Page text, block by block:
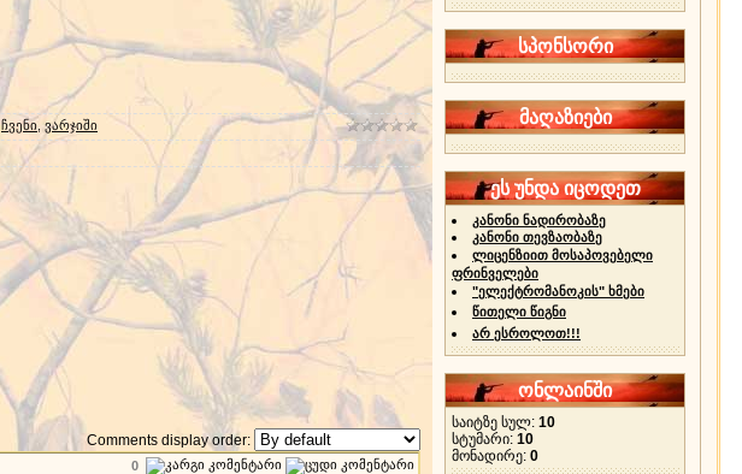
ჩვენი ვარჯიში
Comments display order:
0
სპონსორი
მაღაზიები
ეს უნდა იცოდეთ
კანონი ნადირობაზე
კანონი თევზაობაზე
ლიცენზიით მოსაპოვებელი
ფრინველები
"ელექტრომანოკის" ხმები
წითელი წიგნი
არ ესროლოთ!!!
ონლაინში
საიტზე სულ: 10
სტუმარი: 10
მონადირე: 0